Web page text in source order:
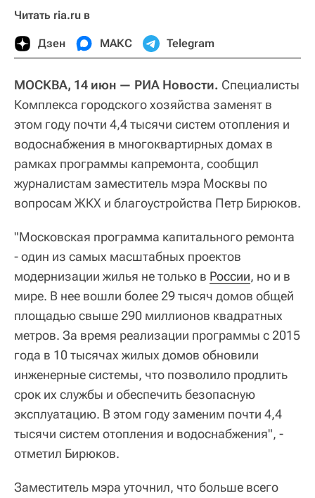
Читать ria.ru в
Дзен МАКС Telegram
МОСКВА, 14 июн — РИА Новости. Специалисты
Комплекса городского хозяйства заменят в
этом году почти 4,4 тысячи систем отопления и
водоснабжения в многоквартирных домах в
рамках программы капремонта, сообщил
журналистам заместитель мэра Москвы по
вопросам ЖКХ и благоустройства Петр Бирюков.
"Московская программа капитального ремонта
- один из самых масштабных проектов
модернизации жилья не только в России, но и в
мире. В нее вошли более 29 тысяч домов общей
площадью свыше 290 миллионов квадратных
метров. За время реализации программы с 2015
года в 10 тысячах жилых домов обновили
инженерные системы, что позволило продлить
срок их службы и обеспечить безопасную
эксплуатацию. В этом году заменим почти 4,4
тысячи систем отопления и водоснабжения", -
отметил Бирюков.
Заместитель мэра уточнил, что больше всего